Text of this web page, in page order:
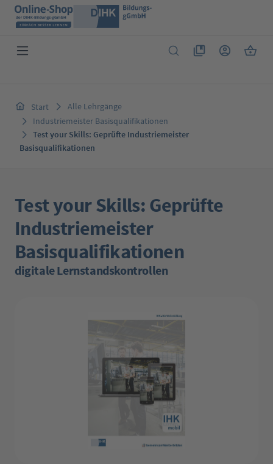
Zum Hauptinhalt springen
Du hast 0 Produkte
Start
Alle Lehrgänge
Industriemeister Basisqualifikationen
Test your Skills: Geprüfte Industriemeister
Basisqualifikationen
Test your Skills: Geprüfte
Industriemeister
Basisqualifikationen
digitale Lernstandskontrollen